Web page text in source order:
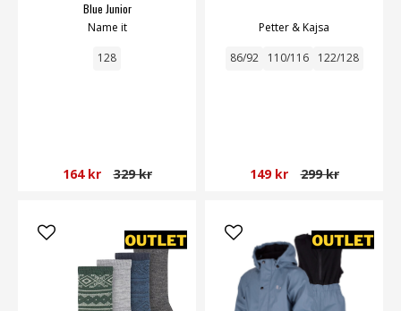
Blue Junior
Name it
128
164 kr 329 kr
Petter & Kajsa
86/92 110/116 122/128
149 kr 299 kr